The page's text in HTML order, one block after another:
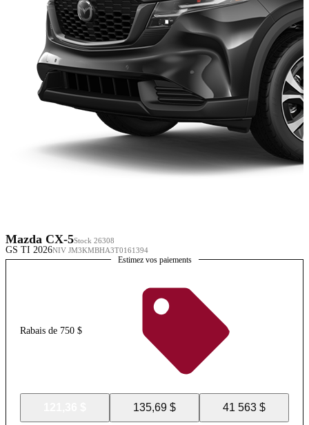
Mazda CX-5Stock 26308
GS TI 2026NIV JM3KMBHA3T0161394
Estimez vos paiements
Rabais de 750 $
135,69 $ 41 563 $